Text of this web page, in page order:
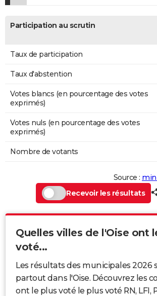
Participation au scrutin
Taux de participation
Taux d'abstention
Votes blancs (en pourcentage des votes
exprimés)
Votes nuls (en pourcentage des votes
exprimés)
Nombre de votants
Source :
Recevoir les résultats
Quelles villes de l'Oise ont
voté...
Les résultats des municipales 2026
partout dans l'Oise. Découvrez les
ont le plus voté le plus voté RN, LFI,